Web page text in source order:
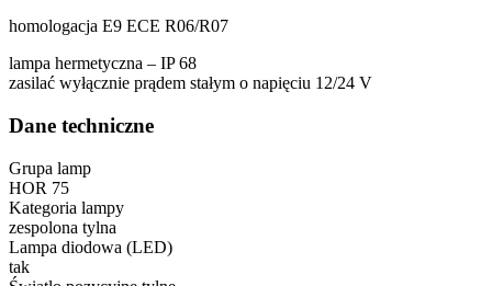
homologacja E9 ECE R06/R07
lampa hermetyczna – IP 68
zasilać wyłącznie prądem stałym o napięciu 12/24 V
Dane techniczne
Grupa lamp
HOR 75
Kategoria lampy
zespolona tylna
Lampa diodowa (LED)
tak